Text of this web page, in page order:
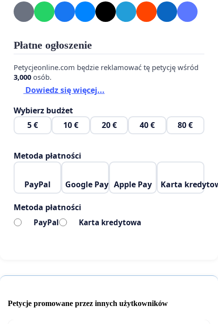
uchwały utrzymującej wysokość dotacji dla
przedszkoli publicznych w wysokości 120%, jest to
warunek niezbędny aby przedszkola mogły
przetrwać w istniejących warunkach
ekonomicznych.
PODPISZ PROSZĘ!!!
Płatne ogłoszenie
Petycjeonline.com będzie reklamować tę petycję wśród
3,000 osób.
Dowiedz się więcej...
Wybierz budżet
5 €
10 € 20 € 40 € 80 €
Metoda płatności
PayPal Google Pay Apple Pay Karta
Metoda płatności
PayPal Karta kredytowa
Petycje promowane przez innych użytkowników